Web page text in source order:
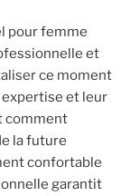
pour femme
et
ce moment
expertise et leur
comment
la future
confortable
garantit